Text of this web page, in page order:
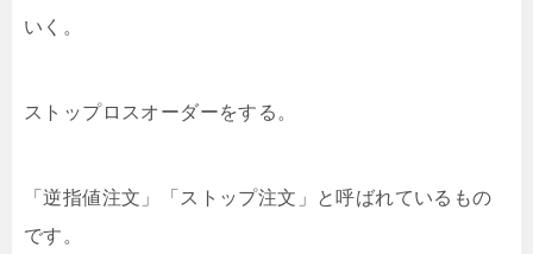
いく。
ストップロスオーダーをする。
「逆指値注文」「ストップ注文」と呼ばれているもの
です。